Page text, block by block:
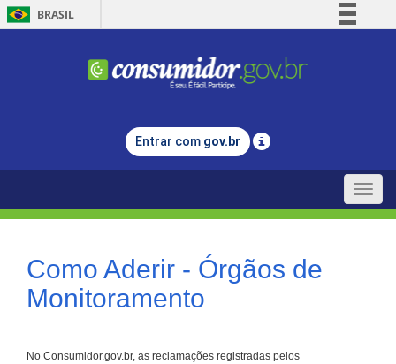
BRASIL
Comunica BR
Legislação
Entrar com gov.br
Toggle
Como Aderir - Órgãos de
Monitoramento
No Consumidor.gov.br, as reclamações registradas pelos